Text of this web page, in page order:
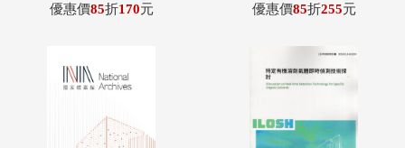
優惠價85折170元 優惠價85折255元